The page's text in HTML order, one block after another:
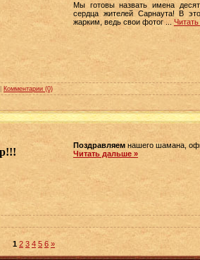
Мы готовы назвать имена
сердца жителей Сарнаута! В
жарким, ведь свои фотог
Комментарии (0)
Поздравляем нашего шамана,
Читать дальше »
1 2 3 4 5 6 »